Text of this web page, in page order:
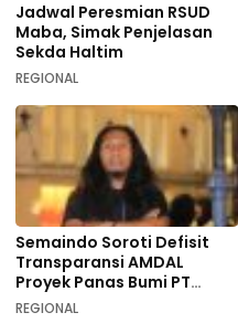
Jadwal Peresmian RSUD
Maba, Simak Penjelasan
Sekda Haltim
REGIONAL
Semaindo Soroti Defisit
Transparansi AMDAL
Proyek Panas Bumi PT
Geodipa Energi di
REGIONAL